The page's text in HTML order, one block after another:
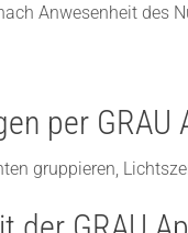
Anwesenheit des
per GRAU
gruppieren,